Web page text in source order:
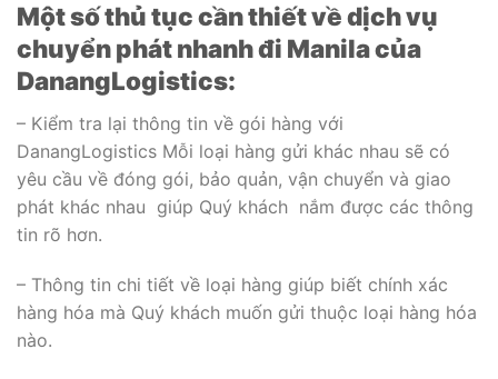
Một số thủ tục cần thiết về dịch vụ
chuyển phát nhanh đi Manila của
DanangLogistics:
– Kiểm tra lại thông tin về gói hàng với
DanangLogistics Mỗi loại hàng gửi khác nhau sẽ có
yêu cầu về đóng gói, bảo quản, vận chuyển và giao
phát khác nhau giúp Quý khách nắm được các thông
tin rõ hơn.
– Thông tin chi tiết về loại hàng giúp biết chính xác
hàng hóa mà Quý khách muốn gửi thuộc loại hàng hóa
nào.